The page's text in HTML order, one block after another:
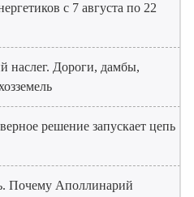
с 7 августа по 22
наслег. Дороги, дамбы,
решение запускает цепь
Почему Аполлинарий